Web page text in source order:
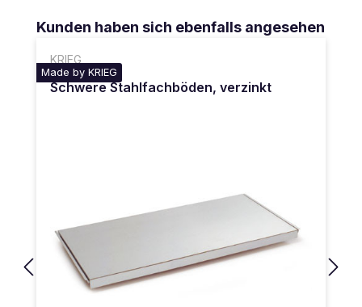
Produktgalerie überspringen
Kunden haben sich ebenfalls angesehen
KRIEG
Made by KRIEG
Schwere Stahlfachböden, verzinkt